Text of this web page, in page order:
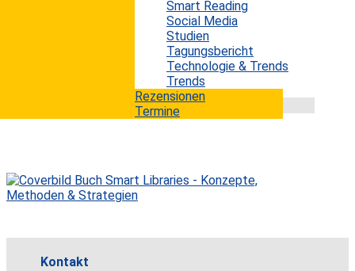
Smart Reading
Social Media
Studien
Tagungsbericht
Technologie & Trends
Trends
Rezensionen
Termine
Tools zur Verfügung. Den Bibliotheken...
Kontakt